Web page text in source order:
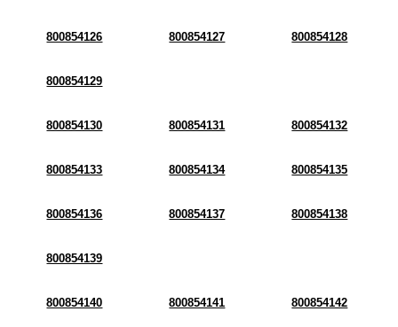
800854126 800854127 800854128
800854129
800854130 800854131 800854132
800854133 800854134 800854135
800854136 800854137 800854138
800854139
800854140 800854141 800854142